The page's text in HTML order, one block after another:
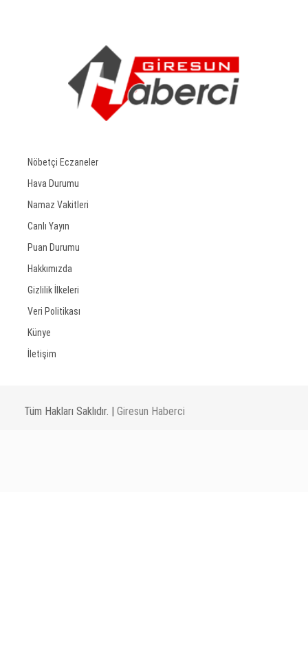
Nöbetçi Eczaneler
Hava Durumu
Namaz Vakitleri
Canlı Yayın
Puan Durumu
Hakkımızda
Gizlilik İlkeleri
Veri Politikası
Künye
İletişim
Tüm Hakları Saklıdır. | Giresun Haberci